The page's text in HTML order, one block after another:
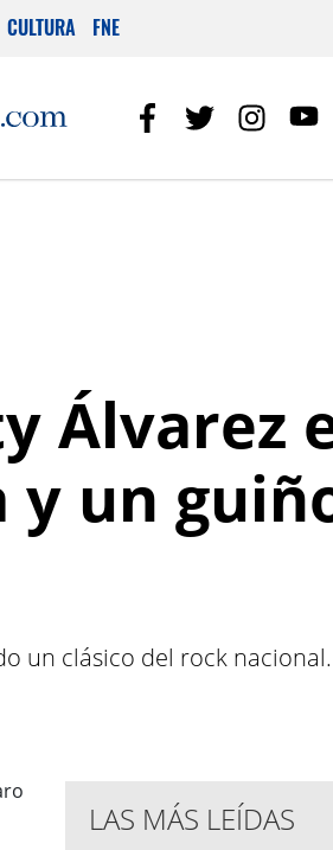
CULTURA FNE
Álvarez
y un
un clásico del rock nacional.
LAS MÁS LEÍDAS